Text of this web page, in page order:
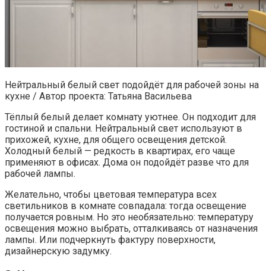
Нейтральный белый свет подойдёт для рабочей зоны на
кухне / Автор проекта: Татьяна Васильева
Тёплый белый делает комнату уютнее. Он подходит для
гостиной и спальни. Нейтральный свет используют в
прихожей, кухне, для общего освещения детской.
Холодный белый — редкость в квартирах, его чаще
применяют в офисах. Дома он подойдёт разве что для
рабочей лампы.
Желательно, чтобы цветовая температура всех
светильников в комнате совпадала: тогда освещение
получается ровным. Но это необязательно: температуру
освещения можно выбрать, отталкиваясь от назначения
лампы. Или подчеркнуть фактуру поверхности,
дизайнерскую задумку.